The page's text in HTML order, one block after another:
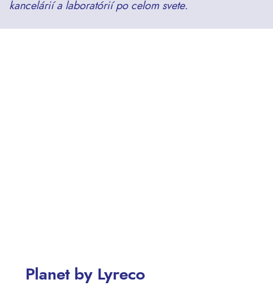
kancelárií a laboratórií po celom svete.
Planet by Lyreco